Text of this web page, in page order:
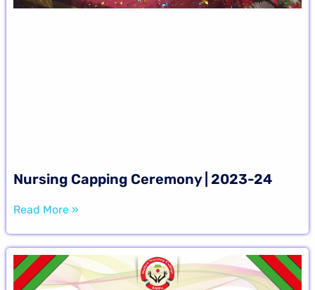
Nursing Capping Ceremony | 2023-24
Read More »